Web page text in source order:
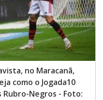
no Maracanã,
como o Jogada10
Negros - Foto: